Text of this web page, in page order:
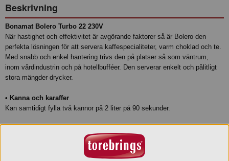
Beskrivning
Bonamat Bolero Turbo 22 230V
När hastighet och effektivitet är avgörande faktorer så är Bolero den
perfekta lösningen för att servera kaffespecialiteter, varm choklad och te.
Med snabb och enkel hantering trivs den på platser så som väntrum,
inom vårdindustrin och på hotellbufféer. Den serverar enkelt och pålitligt
stora mängder drycker.
• Kanna och karaffer
Kan samtidigt fylla två kannor på 2 liter på 90 sekunder.
Skärmen för dryckesval växlar automatiskt mellan koppar och kannor
baserat på positionen för den fällbara koppbrickan.